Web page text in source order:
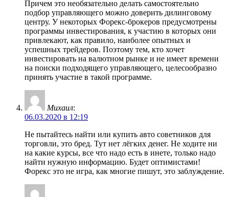
Причем это необязательно делать самостоятельно
подбор управляющего можно доверить дилинговому
центру. У некоторых Форекс-брокеров предусмотрены
программы инвестирования, к участию в которых они
привлекают, как правило, наиболее опытных и
успешных трейдеров. Поэтому тем, кто хочет
инвестировать на валютном рынке и не имеет времени
на поиски подходящего управляющего, целесообразно
принять участие в такой программе.
Михаил:
06.03.2020 в 12:19
Не пытайтесь найти или купить авто советников для
торговли, это бред. Тут нет лёгких денег. Не ходите ни
на какие курсы, все что надо есть в инете, только надо
найти нужную информацию. Будет оптимистами!
Форекс это не игра, как многие пишут, это заблуждение.